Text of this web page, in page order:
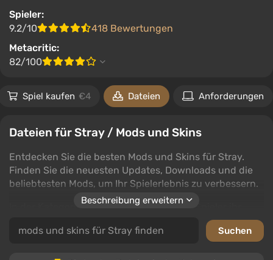
Spieler:
9.2/10
418 Bewertungen
Metacritic:
82/100
Spiel kaufen €4 Dateien Anforderungen
Dateien für Stray / Mods und Skins
Entdecken Sie die besten Mods und Skins für Stray.
Finden Sie die neuesten Updates, Downloads und die
beliebtesten Mods, um Ihr Spielerlebnis zu verbessern.
In der Kategorie Mods und Skins können Spieler ihr
Kampfsystemen und einem erneuerten Gameplay
Beschreibung erweitern